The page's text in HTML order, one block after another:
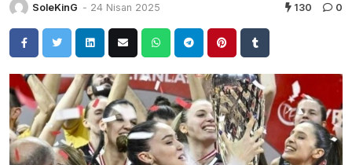
SoleKinG - 24 Nisan 2025 130 0